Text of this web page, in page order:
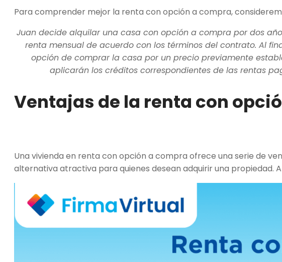
Para comprender mejor la renta con opción a compra,
Juan decide alquilar una casa con opción a compra por dos
renta mensual de acuerdo con los términos del contrato. Al
opción de comprar la casa por un precio previamente
aplicarán los créditos correspondientes de las rentas
Ventajas de la renta con
Una vivienda en renta con opción a compra ofrece una serie de
alternativa atractiva para quienes desean adquirir una propiedad.